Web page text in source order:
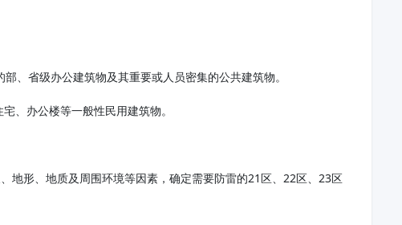
、省级办公建筑物及其重要或人员密集的公共建筑物。
、办公楼等一般性民用建筑物。
地形、地质及周围环境等因素，确定需要防雷的21区、22区、23区